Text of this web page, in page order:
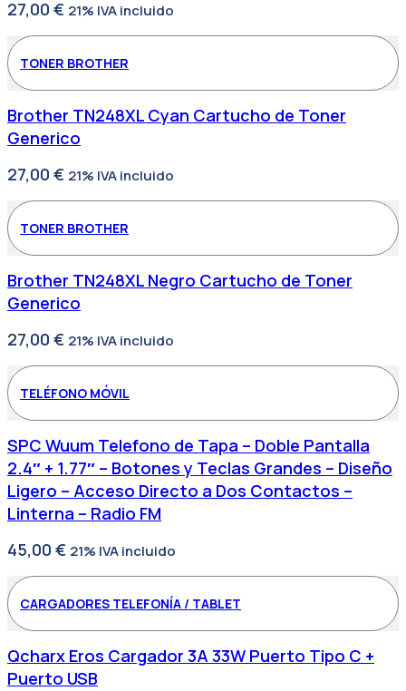
27,00 € 21% IVA incluido
TONER BROTHER
Brother TN248XL Cyan Cartucho de Toner
Generico
27,00 € 21% IVA incluido
TONER BROTHER
Brother TN248XL Negro Cartucho de Toner
Generico
27,00 € 21% IVA incluido
TELÉFONO MÓVIL
SPC Wuum Telefono de Tapa – Doble Pantalla
2.4″ + 1.77″ – Botones y Teclas Grandes – Diseño
Ligero – Acceso Directo a Dos Contactos –
Linterna – Radio FM
45,00 € 21% IVA incluido
CARGADORES TELEFONÍA / TABLET
Qcharx Eros Cargador 3A 33W Puerto Tipo C +
Puerto USB